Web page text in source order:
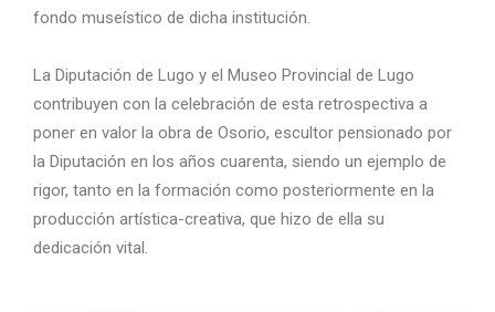
fondo museístico de dicha institución.
La Diputación de Lugo y el Museo Provincial de Lugo
contribuyen con la celebración de esta retrospectiva a
poner en valor la obra de Osorio, escultor pensionado por
la Diputación en los años cuarenta, siendo un ejemplo de
rigor, tanto en la formación como posteriormente en la
producción artística-creativa, que hizo de ella su
dedicación vital.